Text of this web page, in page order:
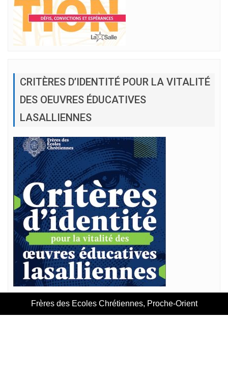
CRITÈRES D’IDENTITÉ POUR LA VITALITÉ
DES OEUVRES ÉDUCATIVES
LASALLIENNES
Frères des Ecoles Chrétiennes, Proche-Orient